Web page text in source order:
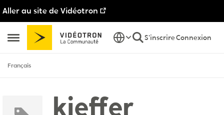
Aller au site de Vidéotron
Ouvrir Menu Latéral
Passer au contenu
S'inscrireConnexion
Français
kieffer